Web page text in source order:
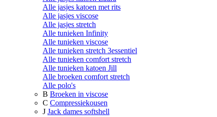
Alle jasjes katoen met rits
Alle jasjes viscose
Alle jasjes stretch
Alle tunieken Infinity
Alle tunieken viscose
Alle tunieken stretch 3essentiel
Alle tunieken comfort stretch
Alle tunieken katoen Jill
Alle broeken comfort stretch
Alle polo's
B Broeken in viscose
C Compressiekousen
J Jack dames softshell